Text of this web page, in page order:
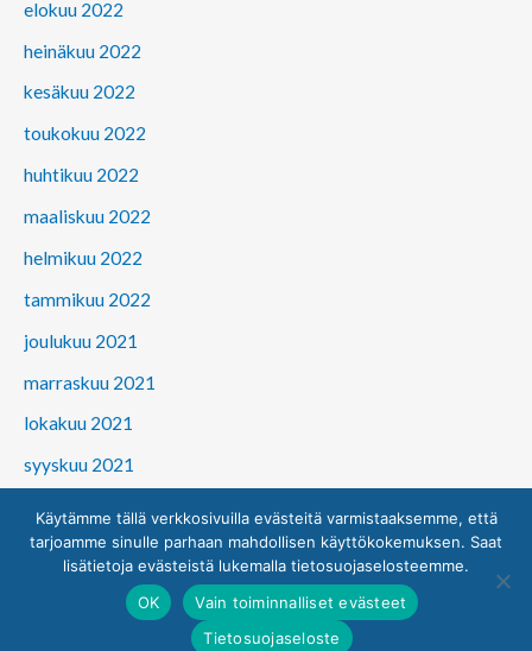
elokuu 2022
heinäkuu 2022
kesäkuu 2022
toukokuu 2022
huhtikuu 2022
maaliskuu 2022
helmikuu 2022
tammikuu 2022
joulukuu 2021
marraskuu 2021
lokakuu 2021
syyskuu 2021
© 2026 Suomen Prosessioikeusyhdistys ry
Käytämme tällä verkkosivuilla evästeitä varmistaaksemme, että
tarjoamme sinulle parhaan mahdollisen käyttökokemuksen. Saat
lisätietoja evästeistä lukemalla tietosuojaselosteemme.
OK
Vain toiminnalliset evästeet
Tietosuojaseloste